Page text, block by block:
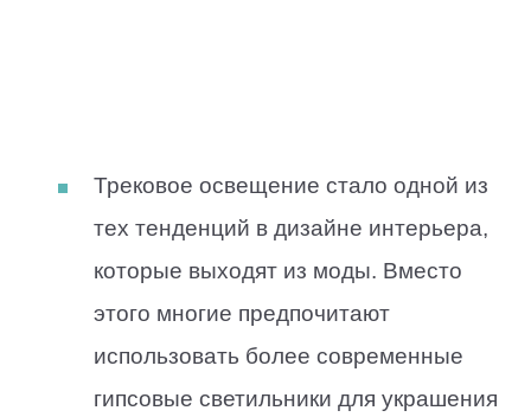
Трековое освещение стало одной из
тех тенденций в дизайне интерьера,
которые выходят из моды. Вместо
этого многие предпочитают
использовать более современные
гипсовые светильники для украшения